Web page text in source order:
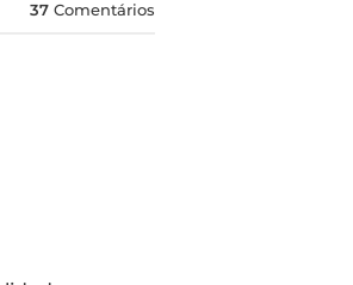
37Comentários